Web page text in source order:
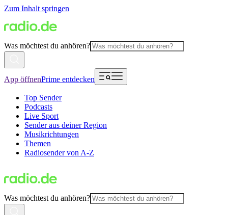
Zum Inhalt springen
Was möchtest du anhören?
App öffnenPrime entdecken
Top Sender
Podcasts
Live Sport
Sender aus deiner Region
Musikrichtungen
Themen
Radiosender von A-Z
Was möchtest du anhören?